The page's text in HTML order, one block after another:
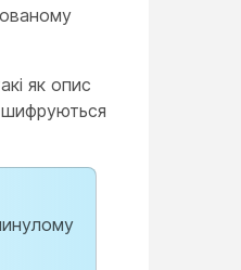
як опис
шифруються